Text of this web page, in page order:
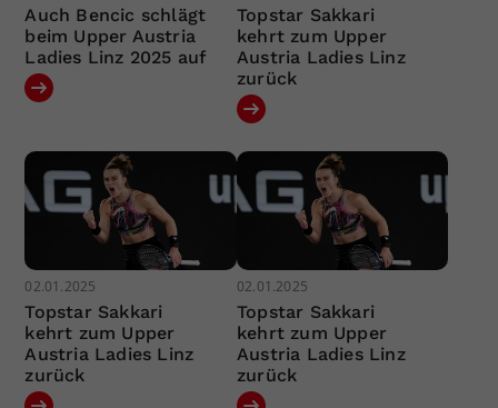
Auch Bencic schlägt
beim Upper Austria
Ladies Linz 2025 auf
Topstar Sakkari
kehrt zum Upper
Austria Ladies Linz
zurück
02.01.2025
Topstar Sakkari
kehrt zum Upper
Austria Ladies Linz
zurück
02.01.2025
Topstar Sakkari
kehrt zum Upper
Austria Ladies Linz
zurück